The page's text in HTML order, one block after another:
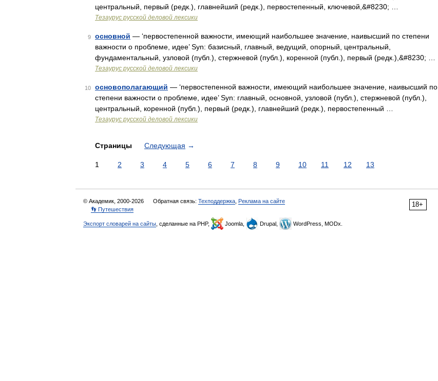
центральный, первый (редк.), главнейший (редк.), первостепенный, ключевой,&#8230; …
Тезаурус русской деловой лексики
9 основной — ‘первостепенной важности, имеющий наибольшее значение, наивысший по степени
важности о проблеме, идее’ Syn: базисный, главный, ведущий, опорный, центральный,
фундаментальный, узловой (публ.), стержневой (публ.), коренной (публ.), первый (редк.),&#8230; …
Тезаурус русской деловой лексики
10 основополагающий — ‘первостепенной важности, имеющий наибольшее значение, наивысший по
степени важности о проблеме, идее’ Syn: главный, основной, узловой (публ.), стержневой (публ.),
центральный, коренной (публ.), первый (редк.), главнейший (редк.), первостепенный …
Тезаурус русской деловой лексики
Страницы Следующая →
1 2 3 4 5 6 7 8 9 10 11 12 13
18+
© Академик, 2000-2026 Обратная связь: Техподдержка Реклама на сайте
👣 Путешествия
Экспорт словарей на сайты , сделанные на PHP, Joomla, Drupal, WordPress, MODx.